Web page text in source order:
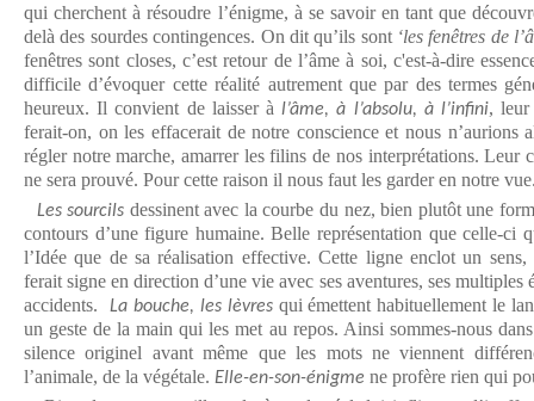
qui cherchent à résoudre l’énigme, à se savoir en tant que
delà des sourdes contingences. On dit qu’ils sont ‘les fenêtres de
fenêtres sont closes, c’est retour de l’âme à soi, c'est-à-dire
difficile d’évoquer cette réalité autrement que par des termes
heureux. Il convient de laisser à l’âme, à l’absolu, à l’infini, leur
ferait-on, on les effacerait de notre conscience et nous n’aurions
régler notre marche, amarrer les filins de nos interprétations. Leur
ne sera prouvé. Pour cette raison il nous faut les garder en notre
Les sourcils dessinent avec la courbe du nez, bien plutôt une
contours d’une figure humaine. Belle représentation que celle-ci
l’Idée que de sa réalisation effective. Cette ligne enclot un
ferait signe en direction d’une vie avec ses aventures, ses multiples
accidents. La bouche, les lèvresqui émettent habituellement le
un geste de la main qui les met au repos. Ainsi sommes-nous
silence originel avant même que les mots ne viennent
l’animale, de la végétale. Elle-en-son-énigme ne profère rien qui